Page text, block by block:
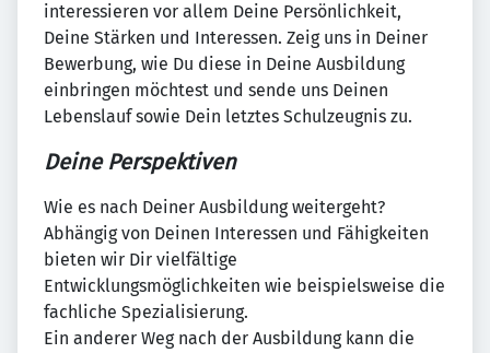
interessieren vor allem Deine Persönlichkeit,
Deine Stärken und Interessen. Zeig uns in Deiner
Bewerbung, wie Du diese in Deine Ausbildung
einbringen möchtest und sende uns Deinen
Lebenslauf sowie Dein letztes Schulzeugnis zu.
Deine Perspektiven
Wie es nach Deiner Ausbildung weitergeht?
Abhängig von Deinen Interessen und Fähigkeiten
bieten wir Dir vielfältige
Entwicklungsmöglichkeiten wie beispielsweise die
fachliche Spezialisierung.
Ein anderer Weg nach der Ausbildung kann die